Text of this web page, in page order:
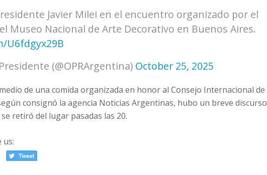
Javier Milei en el encuentro organizado por el
Museo Nacional de Arte Decorativo en Buenos Aires.
U6fdgyx29B
(@OPRArgentina) October 25, 2025
de una comida organizada en honor al Consejo Internacional de
consignó la agencia Noticias Argentinas, hubo un breve discurso
retiró del lugar pasadas las 20.
us: